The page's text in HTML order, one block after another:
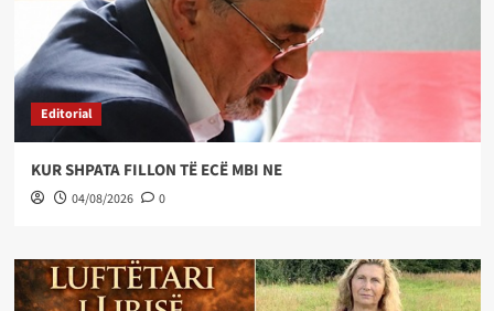
Editorial
KUR SHPATA FILLON TË ECË MBI NE
04/08/2026 0